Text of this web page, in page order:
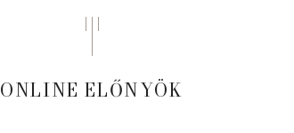
ONLINE ELŐNYÖK